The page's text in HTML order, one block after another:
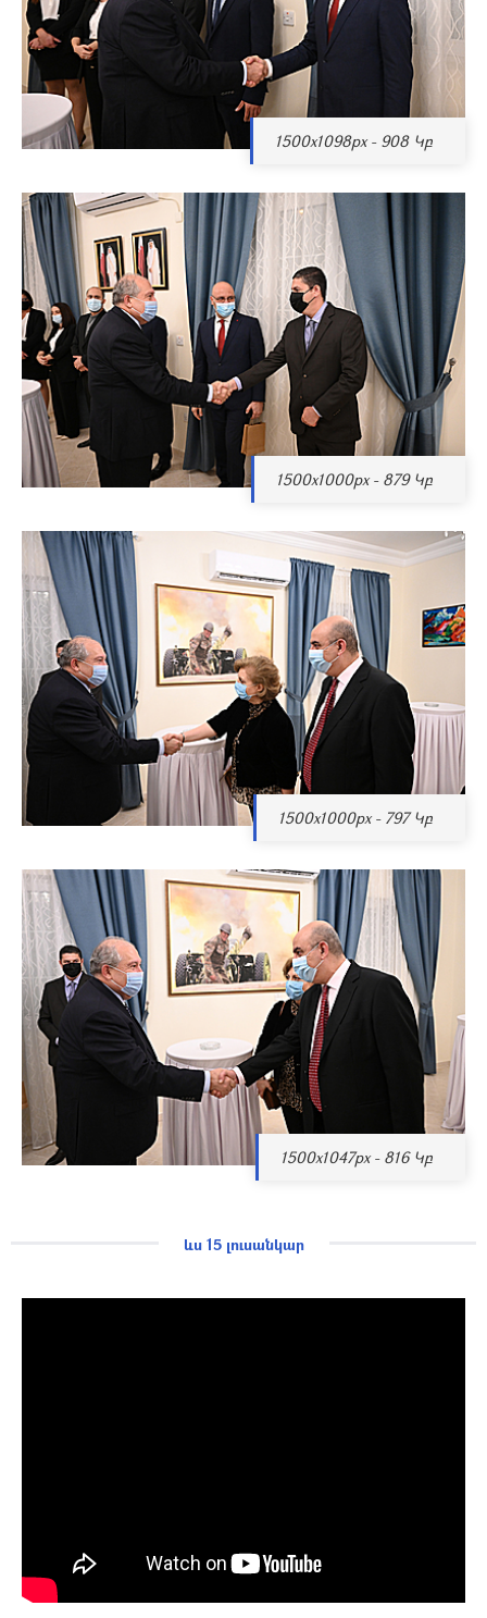
1500x1098px - 908 Կբ
1500x1000px - 879 Կբ
1500x1000px - 797 Կբ
1500x1047px - 816 Կբ
ևս 15 լուսանկար